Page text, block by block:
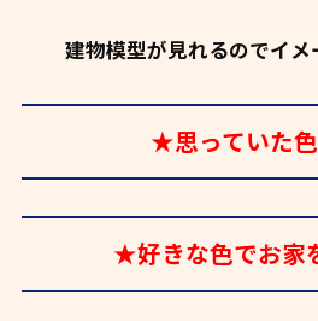
建物模型が見れるのでイメ
★思っていた
★好きな色でお家